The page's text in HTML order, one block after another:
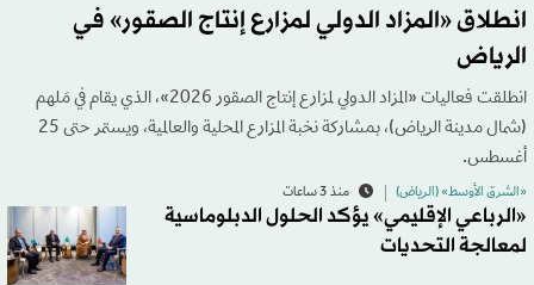
انطلاق «المزاد الدولي لمزارع إنتاج الصقور» في
الرياض
انطلقت فعاليات «المزاد الدولي لمزارع إنتاج الصقور 2026»، الذي يقام في مَلهم
(شمال مدينة الرياض)، بمشاركة نخبة المزارع المحلية والعالمية، ويستمر حتى 25
أغسطس.
«الشرق الأوسط» (الرياض) منذ 3 ساعات
«الرباعي الإقليمي» يؤكد الحلول الدبلوماسية
لمعالجة التحديات